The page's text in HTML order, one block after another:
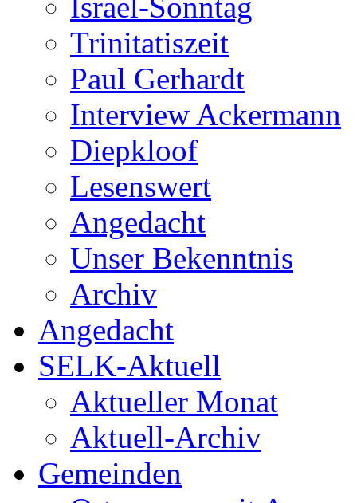
Trinitatiszeit
Paul Gerhardt
Interview Ackermann
Diepkloof
Lesenswert
Angedacht
Unser Bekenntnis
Archiv
Angedacht
SELK-Aktuell
Aktueller Monat
Aktuell-Archiv
Gemeinden